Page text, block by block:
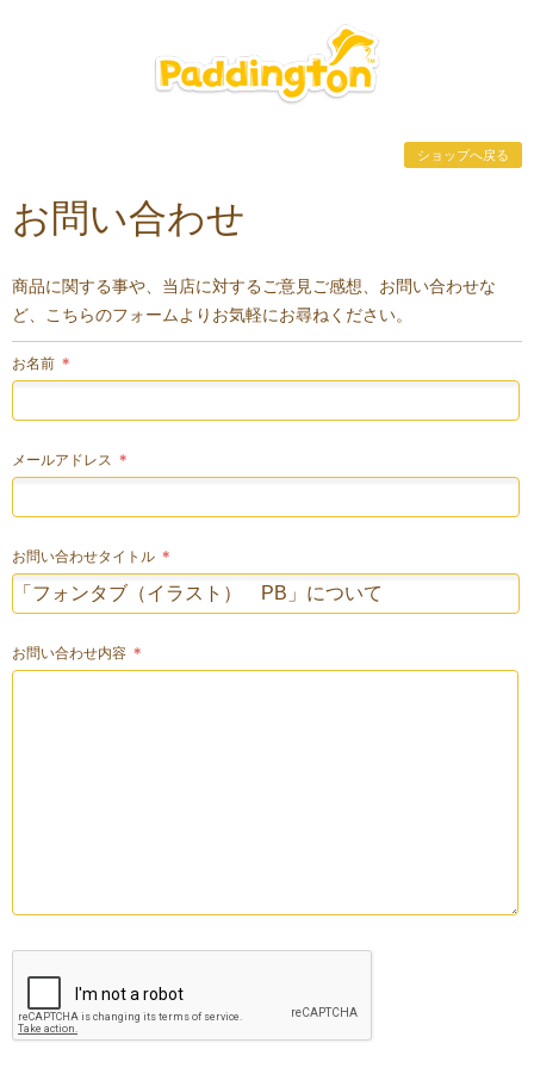
ショップへ戻る
お問い合わせ
商品に関する事や、当店に対するご意見ご感想、お問い合わせな
ど、こちらのフォームよりお気軽にお尋ねください。
お名前 ＊
メールアドレス ＊
お問い合わせタイトル ＊
お問い合わせ内容 ＊